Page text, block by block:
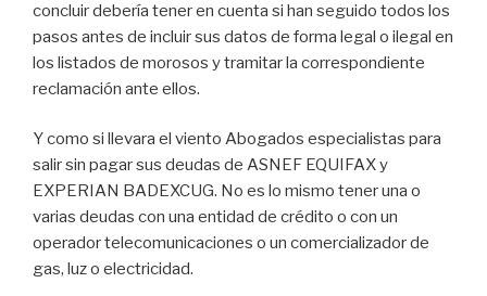
concluir debería tener en cuenta si han seguido todos los
pasos antes de incluir sus datos de forma legal o ilegal en
los listados de morosos y tramitar la correspondiente
reclamación ante ellos.
Y como si llevara el viento Abogados especialistas para
salir sin pagar sus deudas de ASNEF EQUIFAX y
EXPERIAN BADEXCUG. No es lo mismo tener una o
varias deudas con una entidad de crédito o con un
operador telecomunicaciones o un comercializador de
gas, luz o electricidad.